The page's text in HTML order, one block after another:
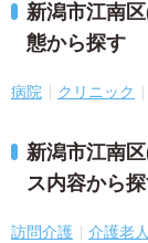
新潟市江南
態から探す
病院 クリニック
新潟市江南
ス内容から
訪問介護 介護老